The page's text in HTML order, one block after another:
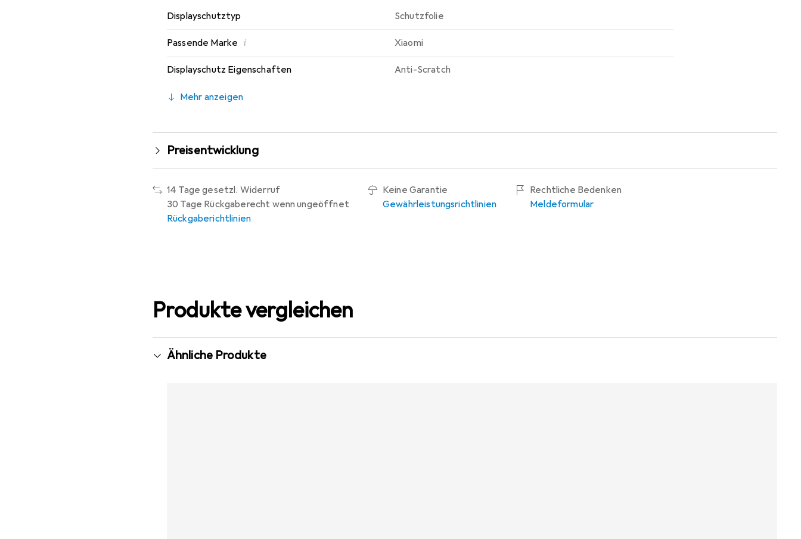
Displayschutztyp Schutzfolie
Passende Marke i Xiaomi
Displayschutz Eigenschaften Anti-Scratch
Mehr anzeigen
Preisentwicklung
14 Tage gesetzl. Widerruf
30 Tage Rückgaberecht wenn ungeöffnet
Rückgaberichtlinien
Keine Garantie
Gewährleistungsrichtlinien
Rechtliche Bedenken
Meldeformular
Produkte vergleichen
Ähnliche Produkte